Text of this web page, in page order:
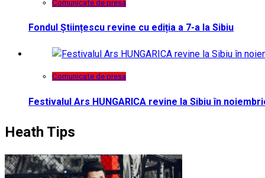
Comunicate de presa
Fondul Științescu revine cu ediția a 7-a la Sibiu
Comunicate de presa
Festivalul Ars HUNGARICA revine la Sibiu în
Heath Tips